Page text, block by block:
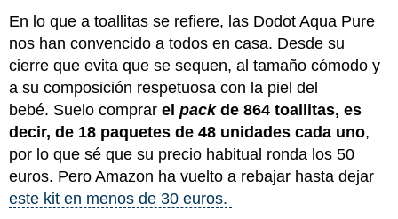
En lo que a toallitas se refiere, las Dodot Aqua Pure
nos han convencido a todos en casa. Desde su
cierre que evita que se sequen, al tamaño cómodo y
a su composición respetuosa con la piel del
bebé. Suelo comprar el packde 864 toallitas, es
decir, de 18 paquetes de 48 unidades cada uno,
por lo que sé que su precio habitual ronda los 50
euros. Pero Amazon ha vuelto a rebajar hasta dejar
este kit en menos de 30 euros.